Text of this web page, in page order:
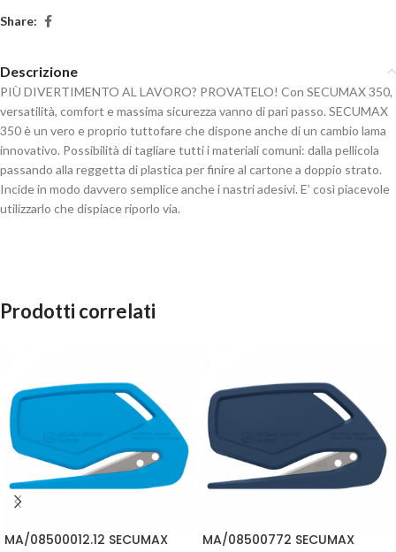
Share:
Descrizione
PIÙ DIVERTIMENTO AL LAVORO? PROVATELO! Con SECUMAX 350,
versatilità, comfort e massima sicurezza vanno di pari passo. SECUMAX
350 è un vero e proprio tuttofare che dispone anche di un cambio lama
innovativo. Possibilità di tagliare tutti i materiali comuni: dalla pellicola
passando alla reggetta di plastica per finire al cartone a doppio strato.
Incide in modo davvero semplice anche i nastri adesivi. E’ così piacevole
utilizzarlo che dispiace riporlo via.
Prodotti correlati
MA/08500012.12 SECUMAX
MA/08500772 SECUMAX